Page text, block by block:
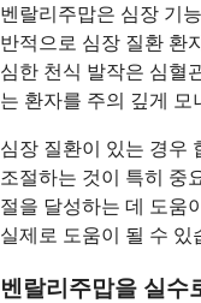
벤랄리주맙은 심장 기
반적으로 심장 질환 환
심한 천식 발작은 심혈
는 환자를 주의 깊게 모
심장 질환이 있는 경우
조절하는 것이 특히 중
절을 달성하는 데 도움
실제로 도움이 될 수 있
벤랄리주맙을 실수